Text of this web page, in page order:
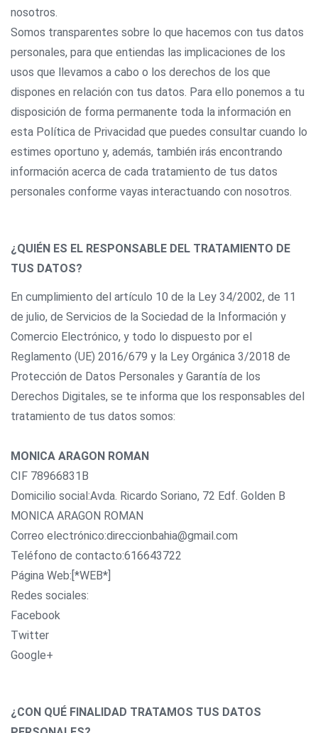
nosotros.
Somos transparentes sobre lo que hacemos con tus datos
personales, para que entiendas las implicaciones de los
usos que llevamos a cabo o los derechos de los que
dispones en relación con tus datos. Para ello ponemos a tu
disposición de forma permanente toda la información en
esta Política de Privacidad que puedes consultar cuando lo
estimes oportuno y, además, también irás encontrando
información acerca de cada tratamiento de tus datos
personales conforme vayas interactuando con nosotros.
¿QUIÉN ES EL RESPONSABLE DEL TRATAMIENTO DE
TUS DATOS?
En cumplimiento del artículo 10 de la Ley 34/2002, de 11
de julio, de Servicios de la Sociedad de la Información y
Comercio Electrónico, y todo lo dispuesto por el
Reglamento (UE) 2016/679 y la Ley Orgánica 3/2018 de
Protección de Datos Personales y Garantía de los
Derechos Digitales, se te informa que los responsables del
tratamiento de tus datos somos:
MONICA ARAGON ROMAN
CIF 78966831B
Domicilio social:Avda. Ricardo Soriano, 72 Edf. Golden B
MONICA ARAGON ROMAN
Correo electrónico:direccionbahia@gmail.com
Teléfono de contacto:616643722
Página Web:[*WEB*]
Redes sociales:
Facebook
Twitter
Google+
¿CON QUÉ FINALIDAD TRATAMOS TUS DATOS